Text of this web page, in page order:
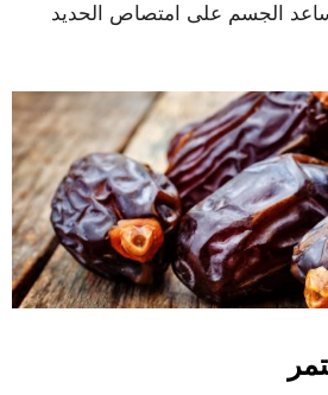
الجسم على امتصاص الحديد